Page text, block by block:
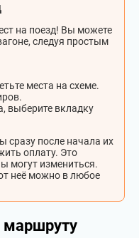
на поезд! Вы можете
следуя простым
места на схеме.
выберите вкладку
сразу после начала их
оплату. Это
могут измениться.
неё можно в любое